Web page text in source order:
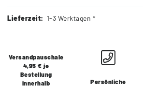
Lieferzeit: 1-3 Werktagen *
Versandpauschale
4,95 € je
Bestellung
innerhalb
Persönliche